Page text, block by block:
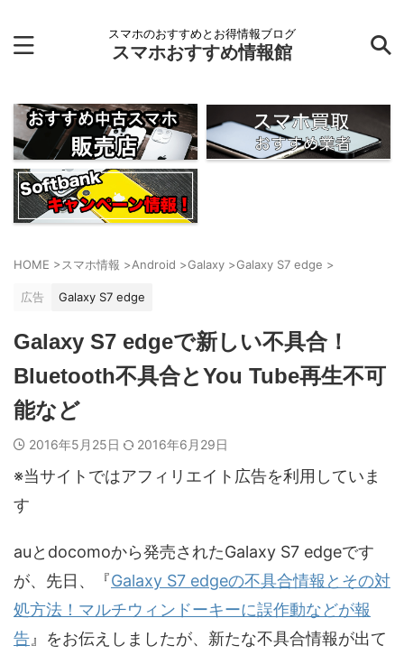
スマホのおすすめとお得情報ブログ
スマホおすすめ情報館
HOME >スマホ情報 >Android >Galaxy >Galaxy S7 edge >
広告 Galaxy S7 edge
Galaxy S7 edgeで新しい不具合！
Bluetooth不具合とYou Tube再生不可
能など
2016年5月25日 2016年6月29日
※当サイトではアフィリエイト広告を利用していま
す
auとdocomoから発売されたGalaxy S7 edgeです
が、先日、『Galaxy S7 edgeの不具合情報とその対
処方法！マルチウィンドーキーに誤作動などが報
告』をお伝えしましたが、新たな不具合情報が出て